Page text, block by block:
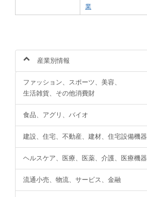
業
産業別情報
ファッション、スポーツ、美容、
生活雑貨、その他消費財
食品、アグリ、バイオ
建設、住宅、不動産、建材、住宅設備機器
ヘルスケア、医療、医薬、介護、医療機器
流通小売、物流、サービス、金融